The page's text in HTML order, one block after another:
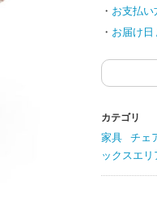
お支払い
お届け日
カテゴリ
家具 チェ
ックスエリ